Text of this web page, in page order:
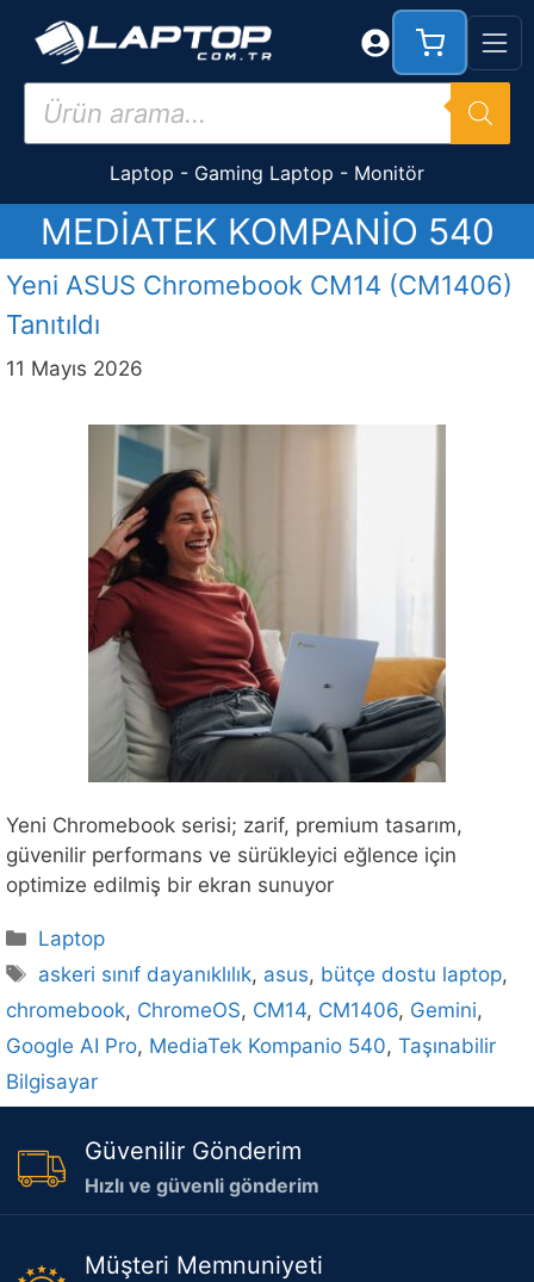
Products
search
Laptop - Gaming Laptop - Monitör
MEDIATEK KOMPANIO 540
Yeni ASUS Chromebook CM14 (CM1406)
Tanıtıldı
11 Mayıs 2026
Yeni Chromebook serisi; zarif, premium tasarım,
güvenilir performans ve sürükleyici eğlence için
optimize edilmiş bir ekran sunuyor
Kategoriler
Laptop
Etiketler
askeri sınıf dayanıklılık, asus, bütçe dostu laptop,
chromebook, ChromeOS, CM14, CM1406, Gemini,
Google AI Pro, MediaTek Kompanio 540, Taşınabilir
Bilgisayar
Güvenilir Gönderim
Hızlı ve güvenli gönderim
Müşteri Memnuniyeti